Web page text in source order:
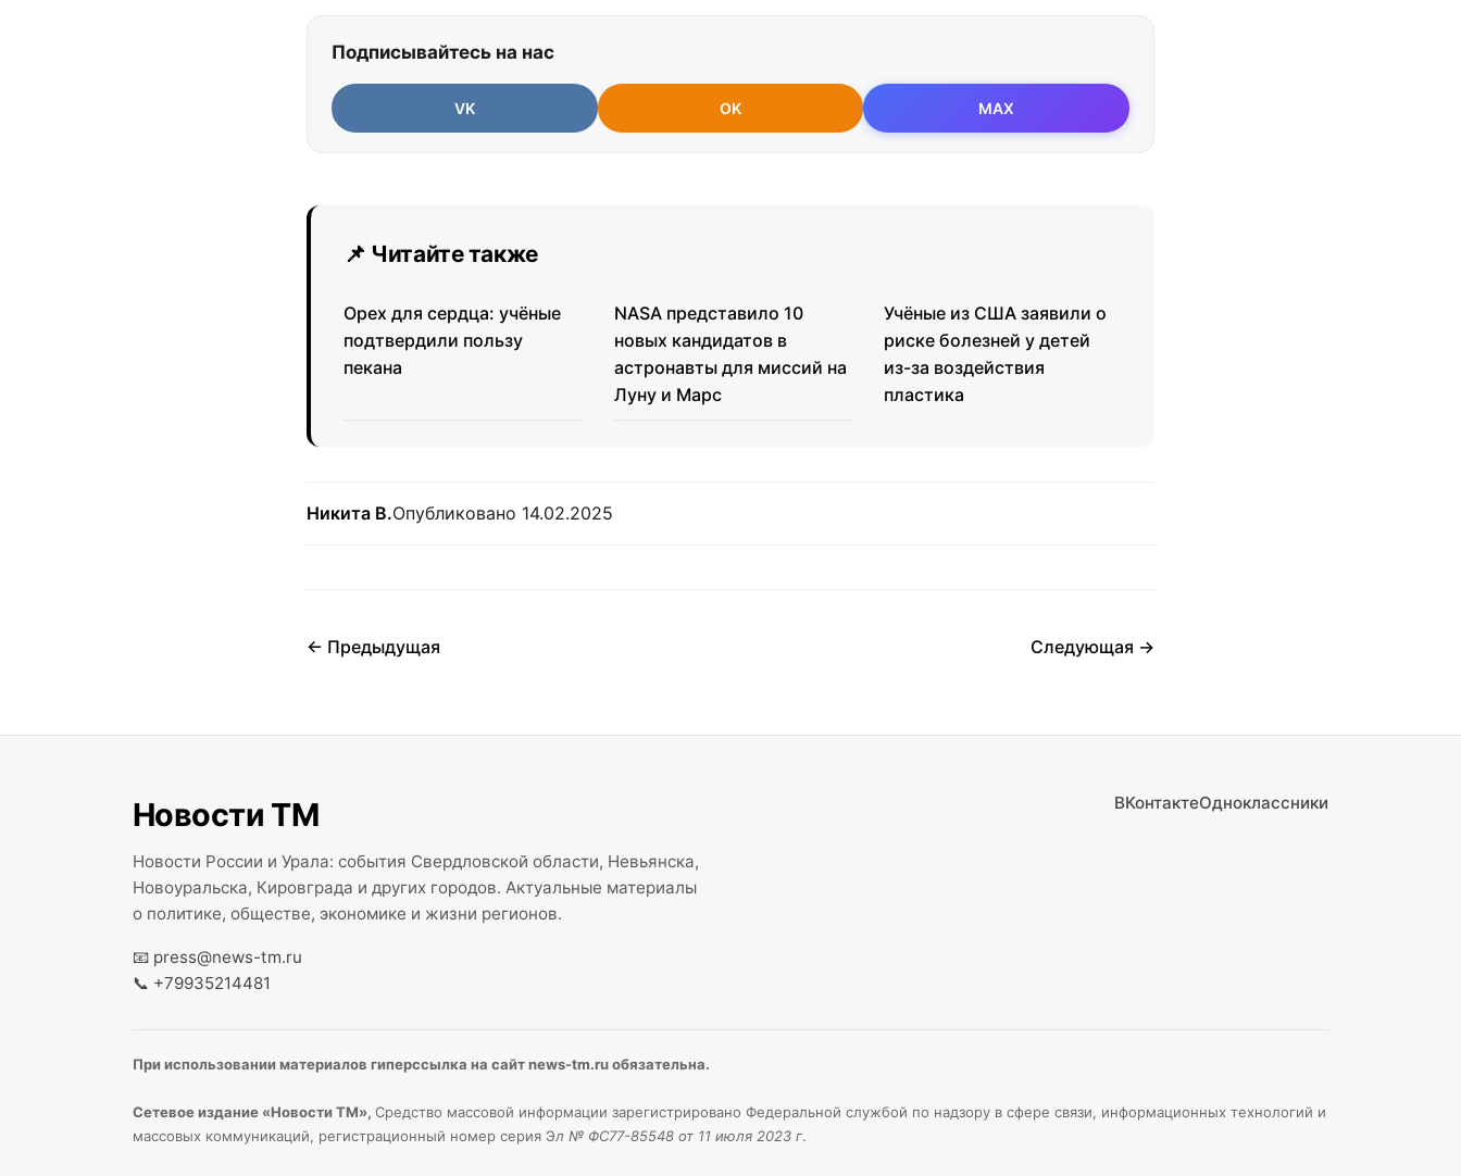
Подписывайтесь на нас
VK OK MAX
📌 Читайте также
Орех для сердца: учёные
подтвердили пользу
пекана
NASA представило 10
новых кандидатов в
астронавты для миссий на
Луну и Марс
Учёные из США заявили о
риске болезней у детей
из-за воздействия
пластика
Никита В.Опубликовано 14.02.2025
← Предыдущая Следующая →
Новости ТМ
Новости России и Урала: события Свердловской области, Невьянска,
Новоуральска, Кировграда и других городов. Актуальные материалы
о политике, обществе, экономике и жизни регионов.
📧 press@news-tm.ru
📞 +79935214481
ВКонтактеОдноклассники
При использовании материалов гиперссылка на сайт news-tm.ru обязательна.
Сетевое издание «Новости ТМ», Средство массовой информации зарегистрировано Федеральной службой по надзору в сфере связи, информационных технологий и
массовых коммуникаций, регистрационный номер серия Эл № ФС77-85548 от 11 июля 2023 г.